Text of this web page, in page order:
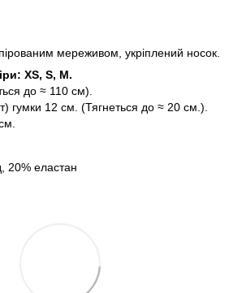
мереживом, укріплений носок.
XS, S, M.
до ≈ 110 см).
гумки 12 см. (Тягнеться до ≈ 20 см.).
20% еластан